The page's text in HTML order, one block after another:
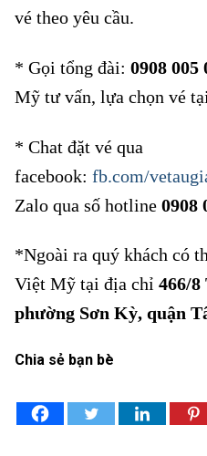
vé theo yêu cầu.
* Gọi tổng đài: 0908 005
Mỹ tư vấn, lựa chọn vé
* Chat đặt vé qua
facebook: fb.com/
Zalo qua số hotline 0908
*Ngoài ra quý khách có
Việt Mỹ tại địa chỉ 466/
phường Sơn Kỳ, quận
Chia sẻ bạn bè